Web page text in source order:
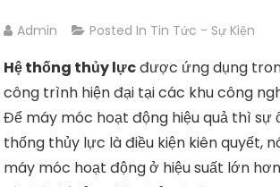
Admin Posted In Tin Tức - Sự Kiện
Hệ thống thủy lựcđược ứng dụng
công trình hiện đại tại các khu công
Để máy móc hoạt động hiệu quả thì sự
thống thủy lực là điều kiện kiên quyết,
máy móc hoạt động ở hiệu suất lớn